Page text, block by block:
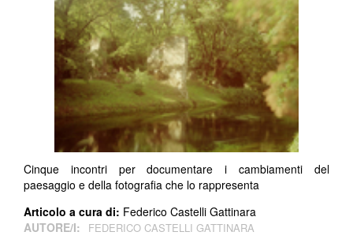
Cinque incontri per documentare i cambiamenti del
paesaggio e della fotografia che lo rappresenta
Articolo a cura di: Federico Castelli Gattinara
AUTORE/I:
FEDERICO CASTELLI GATTINARA